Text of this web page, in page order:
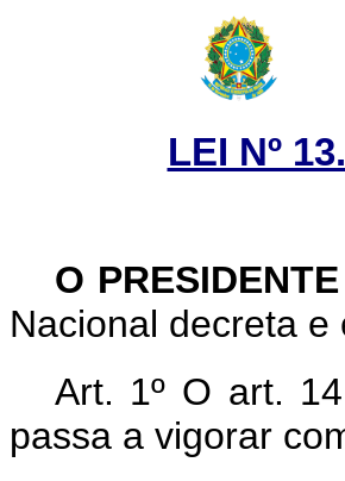
LEI Nº
O
Nacional decreta
Art. 1º O art.
passa a vigorar